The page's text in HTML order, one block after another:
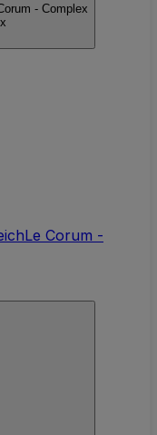
- Complex
Le Corum -